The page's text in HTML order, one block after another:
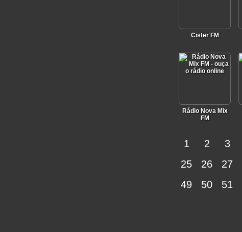
Cister FM
Rádio Nova Mix
FM
1 2 3
25
26 27
49
50 51